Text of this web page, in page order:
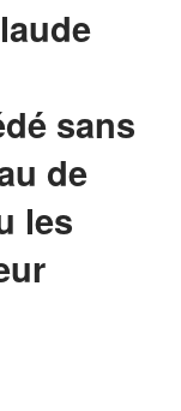
sans
de
les